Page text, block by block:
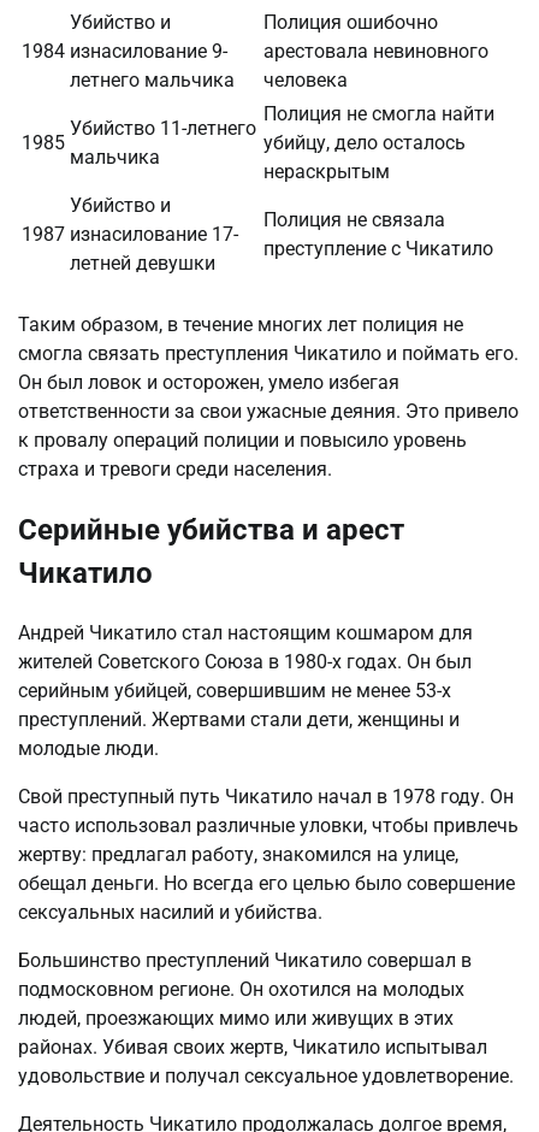
1984
Убийство и
изнасилование 9-
летнего мальчика
Полиция ошибочно
арестовала невиновного
человека
1985
Убийство 11-летнего
мальчика
Полиция не смогла найти
убийцу, дело осталось
нераскрытым
1987
Убийство и
изнасилование 17-
летней девушки
Полиция не связала
преступление с Чикатило
Таким образом, в течение многих лет полиция не
смогла связать преступления Чикатило и поймать его.
Он был ловок и осторожен, умело избегая
ответственности за свои ужасные деяния. Это привело
к провалу операций полиции и повысило уровень
страха и тревоги среди населения.
Серийные убийства и арест
Чикатило
Андрей Чикатило стал настоящим кошмаром для
жителей Советского Союза в 1980-х годах. Он был
серийным убийцей, совершившим не менее 53-х
преступлений. Жертвами стали дети, женщины и
молодые люди.
Свой преступный путь Чикатило начал в 1978 году. Он
часто использовал различные уловки, чтобы привлечь
жертву: предлагал работу, знакомился на улице,
обещал деньги. Но всегда его целью было совершение
сексуальных насилий и убийства.
Большинство преступлений Чикатило совершал в
подмосковном регионе. Он охотился на молодых
людей, проезжающих мимо или живущих в этих
районах. Убивая своих жертв, Чикатило испытывал
удовольствие и получал сексуальное удовлетворение.
Деятельность Чикатило продолжалась долгое время,